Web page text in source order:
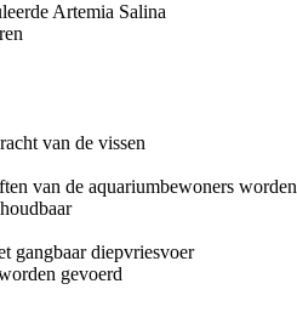
Artemia Salina
van de vissen
van de aquariumbewoners
gangbaar diepvriesvoer
gevoerd